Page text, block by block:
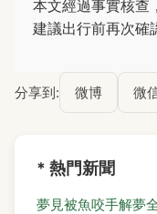
本文經過事實核查
建議出行前再次確
分享到: 微博 微
* 熱門新聞
夢見被魚咬手解夢